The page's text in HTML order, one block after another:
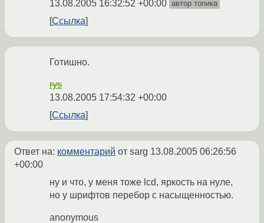
13.08.2005 16:32:52 +00:00 автор топика
Ссылка
Готишно.
rys
13.08.2005 17:54:32 +00:00
Ссылка
Ответ на: комментарий от sarg 13.08.2005 06:26:56
+00:00
ну и что, у меня тоже lcd, яркость на нуле,
но у шрифтов перебор с насыщенностью.
anonymous